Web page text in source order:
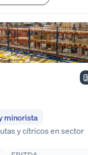
minorista
y cítricos en sector